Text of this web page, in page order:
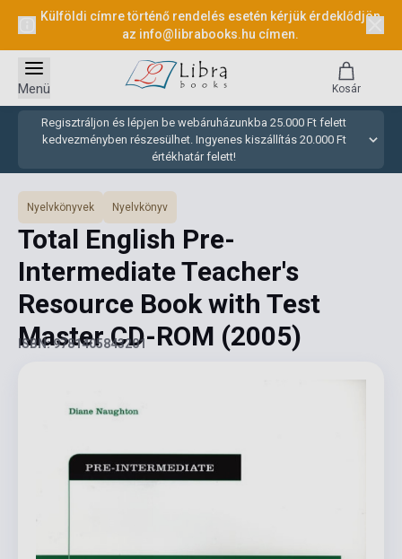
Külföldi címre történő rendelés esetén kérjük érdeklődjön
az info@librabooks.hu címen.
Regisztráljon és lépjen be webáruházunkba 25.000 Ft felett
kedvezményben részesülhet. Ingyenes kiszállítás 20.000 Ft
értékhatár felett!
Menü Kosár
Nyelvkönyvek Nyelvkönyv
Total English Pre-
Intermediate Teacher's
Resource Book with Test
Master CD-ROM (2005)
ISBN: 9781405843201